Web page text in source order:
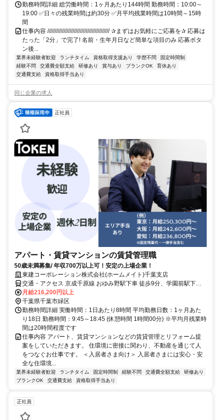
勤務時間詳細 総労働時間：1ヶ月あたり144時間 勤務時間：10:00～
19:00 ✅日々の残業時間は約30分 ✅月平均残業時間は10時間～15時
間
仕事内容 ////////////////////////////////////////// ✰まずはお気軽にご応募を✰ 応募は
たった「2分」で完了! 名前・生年月日など簡単な項目のみ 応募ボタ
ン後...
業界未経験者歓迎 ランチタイム 資格取得支援あり 学歴不問
固定時間制
経験不問
交通費全額支給 研修あり 賞与あり ブランクOK
育休あり
交通費支給
資格取得手当あり
同じ企業の求人
正社員
アパート・賃貸マンションの賃貸管理職
50歳未満募集/ 年収700万以上可！安定の上場企業！
東建コーポレーション株式会社(ホームメイト)千葉支店
交通・アクセス 京成千原線 おゆみ野駅下車 徒歩9分、学園前駅下車
徒歩6分
月給216,200円以上
千葉県千葉市緑区
勤務時間詳細 実働時間：1日あたり8時間 平均勤務日数：1ヶ月あた
り18日 勤務時間：9:45～18:45 (休憩時間 1時間00分) ※平均月残業時
間は20時間程度です
仕事内容 アパート、賃貸マンションなどの賃貸管理とリフォーム提
案をしていただきます。 住環境に密接に関わり、不動産を通じて人
をつなぐお仕事です。 ＜入居者さま向け＞ 入居者さまには安心・安
全な住環境...
業界未経験者歓迎 ランチタイム 固定時間制 経験不問 交通費全額支給
研修あり
ブランクOK
交通費支給 資格取得手当あり
正社員